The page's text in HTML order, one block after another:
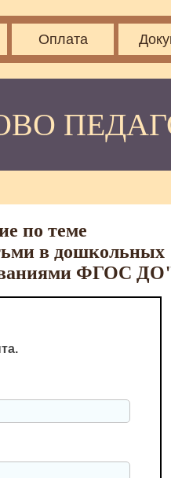
Оплата
по теме
в дошкольных
ФГОС